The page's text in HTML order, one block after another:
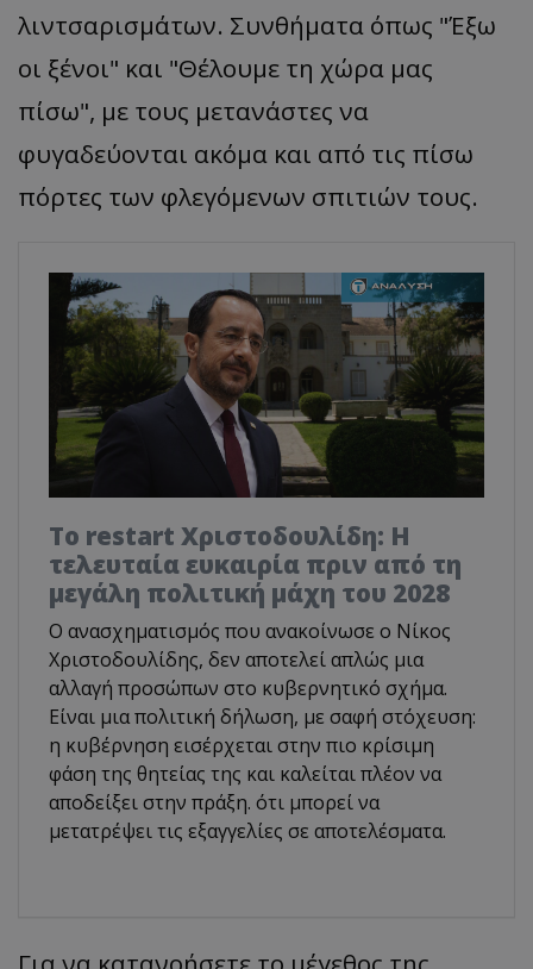
λιντσαρισμάτων. Συνθήματα όπως "Έξω
οι ξένοι" και "Θέλουμε τη χώρα μας
πίσω", με τους μετανάστες να
φυγαδεύονται ακόμα και από τις πίσω
πόρτες των φλεγόμενων σπιτιών τους.
Το restart Χριστοδουλίδη: Η
τελευταία ευκαιρία πριν από τη
μεγάλη πολιτική μάχη του 2028
Ο ανασχηματισμός που ανακοίνωσε ο Νίκος
Χριστοδουλίδης, δεν αποτελεί απλώς μια
αλλαγή προσώπων στο κυβερνητικό σχήμα.
Είναι μια πολιτική δήλωση, με σαφή στόχευση:
η κυβέρνηση εισέρχεται στην πιο κρίσιμη
φάση της θητείας της και καλείται πλέον να
αποδείξει στην πράξη. ότι μπορεί να
μετατρέψει τις εξαγγελίες σε αποτελέσματα.